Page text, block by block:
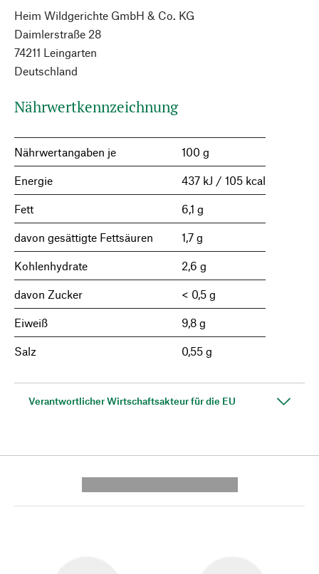
Heim Wildgerichte GmbH & Co. KG
Daimlerstraße 28
74211 Leingarten
Deutschland
Nährwertkennzeichnung
Nährwertangaben je 100 g
Energie 437 kJ / 105 kcal
Fett 6,1 g
davon gesättigte Fettsäuren 1,7 g
Kohlenhydrate 2,6 g
davon Zucker < 0,5 g
Eiweiß 9,8 g
Salz 0,55 g
Verantwortlicher Wirtschaftsakteur für die EU